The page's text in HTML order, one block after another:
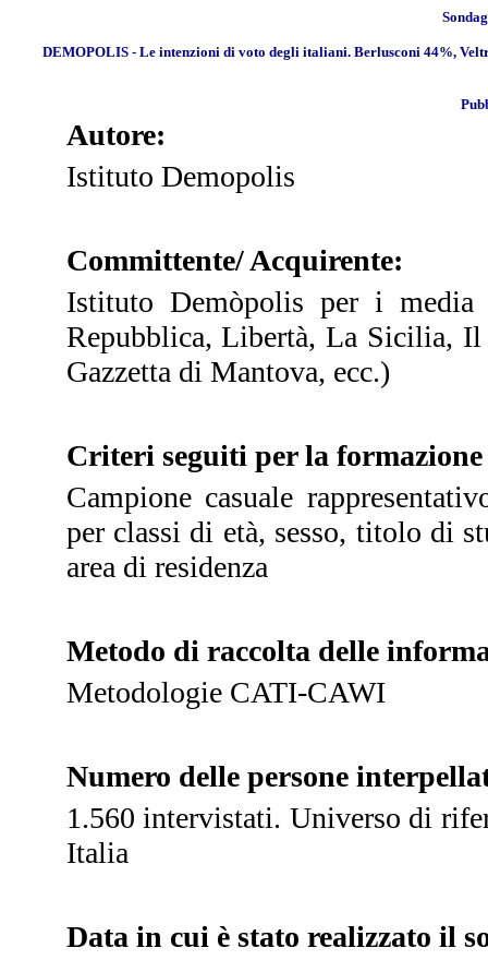
DEMOPOLIS - Le intenzioni di voto degli italiani. Berlusconi 44%,
Autore:
Istituto Demopolis
Committente/ Acquirente:
Istituto Demòpolis per i
Repubblica, Libertà, La Sicilia,
Gazzetta di Mantova, ecc.)
Criteri seguiti per la
Campione casuale
per classi di età, sesso, titolo di
area di residenza
Metodo di raccolta delle
Metodologie CATI-CAWI
Numero delle persone
1.560 intervistati. Universo di
Italia
Data in cui è stato realizzato il